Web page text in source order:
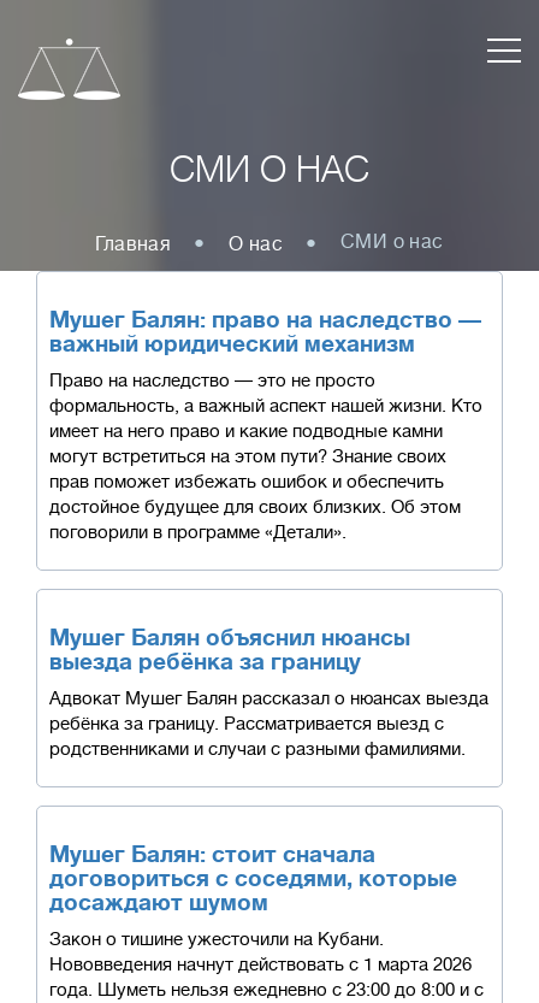
СМИ О НАС
Главная О нас СМИ о нас
Мушег Балян: право на наследство —
важный юридический механизм
Право на наследство — это не просто
формальность, а важный аспект нашей жизни. Кто
имеет на него право и какие подводные камни
могут встретиться на этом пути? Знание своих
прав поможет избежать ошибок и обеспечить
достойное будущее для своих близких. Об этом
поговорили в программе «Детали».
Мушег Балян объяснил нюансы
выезда ребёнка за границу
Адвокат Мушег Балян рассказал о нюансах выезда
ребёнка за границу. Рассматривается выезд с
родственниками и случаи с разными фамилиями.
Мушег Балян: стоит сначала
договориться с соседями, которые
досаждают шумом
Закон о тишине ужесточили на Кубани.
Нововведения начнут действовать с 1 марта 2026
года. Шуметь нельзя ежедневно с 23:00 до 8:00 и с